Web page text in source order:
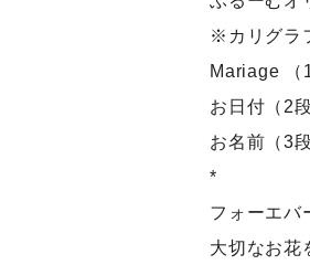
※カリグラ
Mariage （
お日付（2
お名前（3
*
フォーエ
大切なお花